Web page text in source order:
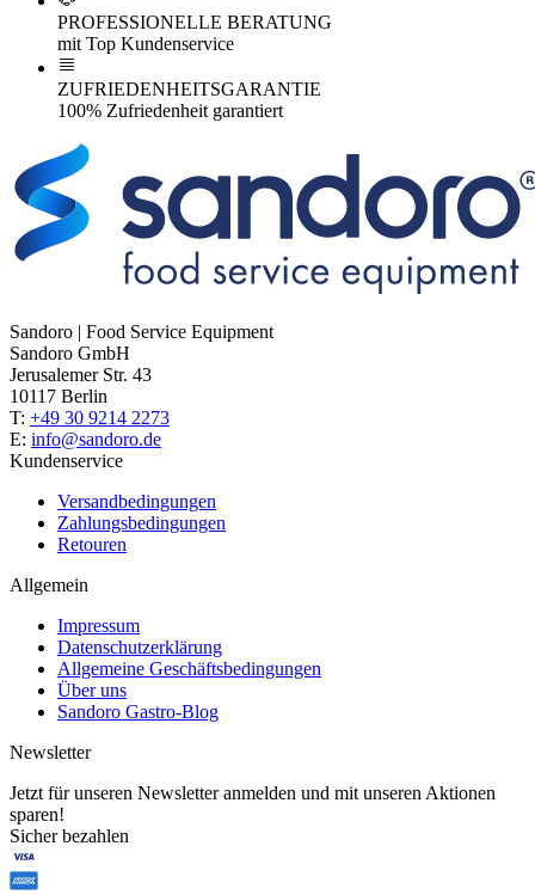
PROFESSIONELLE BERATUNG
mit Top Kundenservice
ZUFRIEDENHEITSGARANTIE
100% Zufriedenheit garantiert
Sandoro | Food Service Equipment
Sandoro GmbH
Jerusalemer Str. 43
10117 Berlin
T: +49 30 9214 2273
E: info@sandoro.de
Kundenservice
Versandbedingungen
Zahlungsbedingungen
Retouren
Allgemein
Impressum
Datenschutzerklärung
Allgemeine Geschäftsbedingungen
Über uns
Sandoro Gastro-Blog
Newsletter
Jetzt für unseren Newsletter anmelden und mit unseren Aktionen
sparen!
Sicher bezahlen